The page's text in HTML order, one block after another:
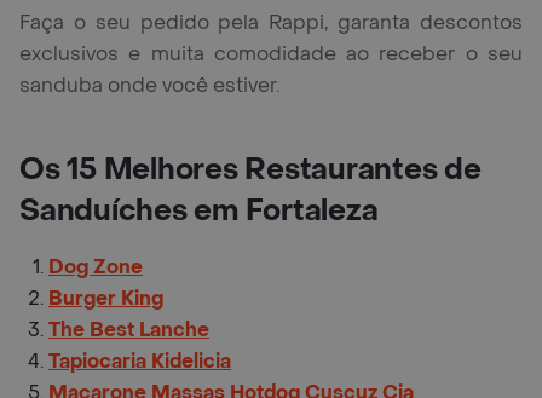
Faça o seu pedido pela Rappi, garanta descontos
exclusivos e muita comodidade ao receber o seu
sanduba onde você estiver.
Os 15 Melhores Restaurantes de
Sanduíches em Fortaleza
Dog Zone
Burger Kingㅤㅤ
The Best Lanche
Tapiocaria Kidelicia
Macarone Massas Hotdog Cuscuz Cia